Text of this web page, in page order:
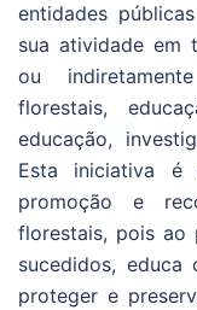
entidades
sua atividade em
ou
florestais,
educação,
Esta iniciativa é
promoção e
florestais, pois ao
sucedidos,
proteger e